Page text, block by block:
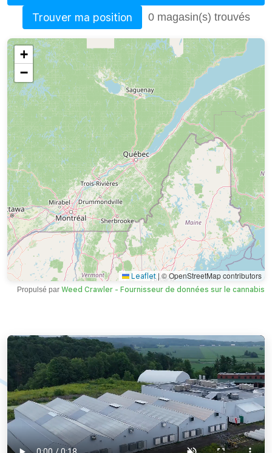
Trouver ma position 0 magasin(s) trouvés
+
−
Leaflet |© OpenStreetMap contributors
Propulsé par Weed Crawler - Fournisseur de données sur le cannabis